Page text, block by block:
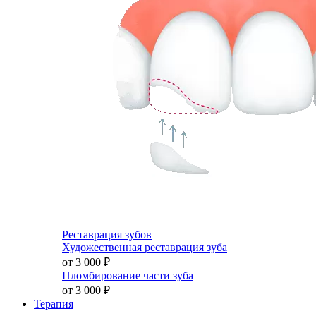
Реставрация зубов
Художественная реставрация зуба
от 3 000 ₽
Пломбирование части зуба
от 3 000 ₽
Терапия